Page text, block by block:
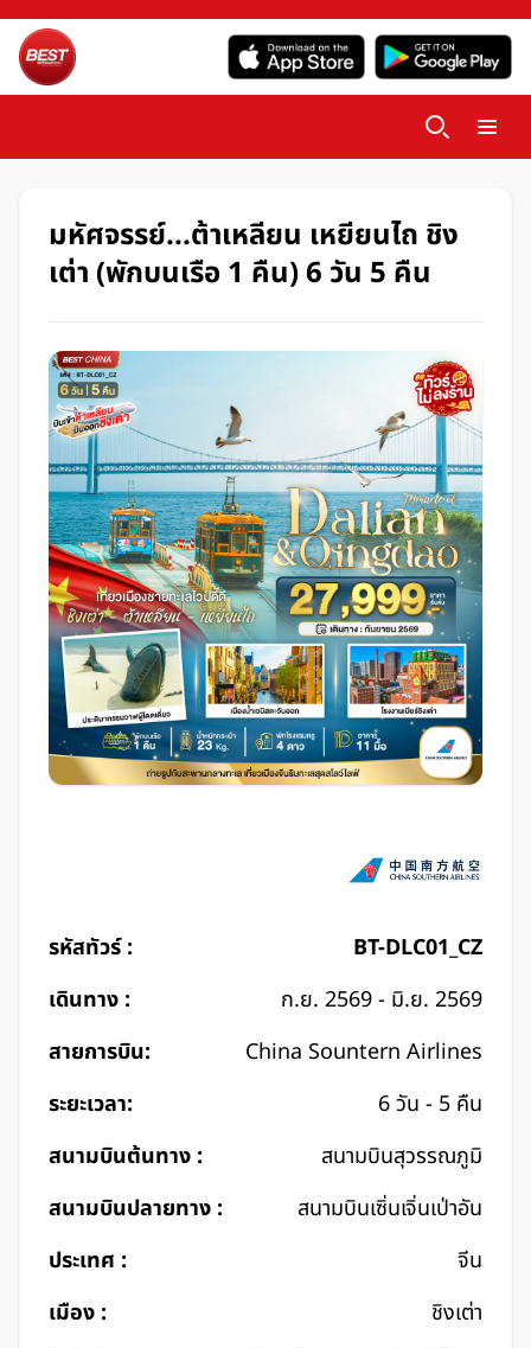
มหัศจรรย์...ต้าเหลียน เหยียนไถ ชิง
เต่า (พักบนเรือ 1 คืน) 6 วัน 5 คืน
รหัสทัวร์ :
BT-DLC01_CZ
เดินทาง :
ก.ย. 2569 - มิ.ย. 2569
สายการบิน:
China Sountern Airlines
ระยะเวลา:
6 วัน - 5 คืน
สนามบินต้นทาง :
สนามบินสุวรรณภูมิ
สนามบินปลายทาง :
สนามบินเซิ่นเจิ่นเป่าอัน
ประเทศ :
จีน
เมือง :
ชิงเต่า